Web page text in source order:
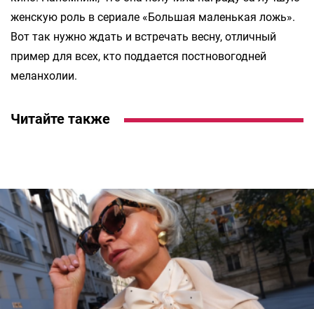
женскую роль в сериале «Большая маленькая ложь».
Вот так нужно ждать и встречать весну, отличный
пример для всех, кто поддается постновогодней
меланхолии.
Читайте также